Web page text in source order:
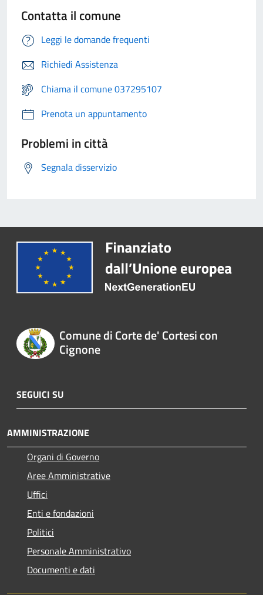
Contatta il comune
Leggi le domande frequenti
Richiedi Assistenza
Chiama il comune 037295107
Prenota un appuntamento
Problemi in città
Segnala disservizio
Comune di Corte de' Cortesi con
Cignone
SEGUICI SU
AMMINISTRAZIONE
Organi di Governo
Aree Amministrative
Uffici
Enti e fondazioni
Politici
Personale Amministrativo
Documenti e dati